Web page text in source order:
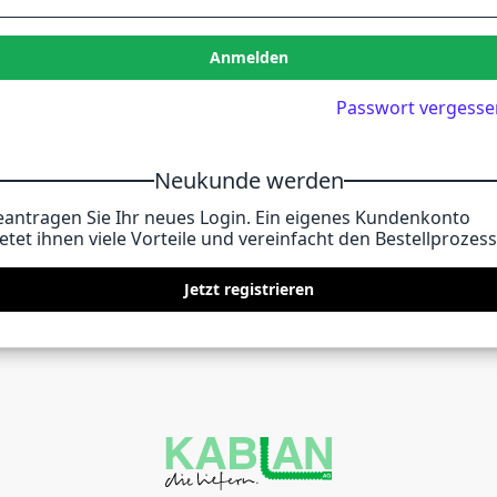
Anmelden
Passwort
Neukunde werden
Sie Ihr neues Login. Ein eigenes Kundenkonto
ihnen viele Vorteile und vereinfacht den
Jetzt registrieren